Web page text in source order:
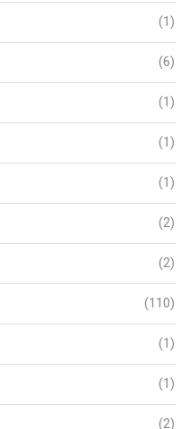
(1)
(6)
(1)
(1)
(1)
(2)
(2)
(110)
(1)
(1)
(2)